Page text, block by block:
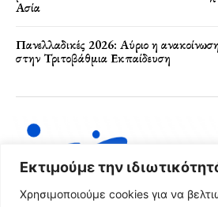
Εκτιμούμε την
Χρησιμοποιούμε cookies για να
Ασία
Πανελλαδικές 2026: Αύριο η
στην Τριτοβάθμια Εκπαίδευση